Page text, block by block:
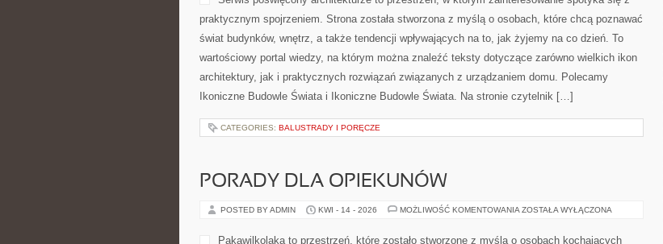
praktycznym spojrzeniem. Strona została stworzona z myślą o osobach, które chcą poznawać
świat budynków, wnętrz, a także tendencji wpływających na to, jak żyjemy na co dzień. To
wartościowy portal wiedzy, na którym można znaleźć teksty dotyczące zarówno wielkich ikon
architektury, jak i praktycznych rozwiązań związanych z urządzaniem domu. Polecamy
Ikoniczne Budowle Świata i Ikoniczne Budowle Świata. Na stronie czytelnik […]
CATEGORIES: BALUSTRADY I PORĘCZE
PORADY DLA OPIEKUNÓW
POSTED BY ADMIN KWI - 14 - 2026 MOŻLIWOŚĆ KOMENTOWANIA PORADY
ZOSTAŁA WYŁĄCZONA
Pakawilkolaka to przestrzeń, które zostało stworzone z myślą o osobach kochających